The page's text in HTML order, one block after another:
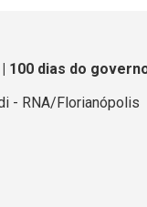
| 100 dias do
- RNA/Florianópolis